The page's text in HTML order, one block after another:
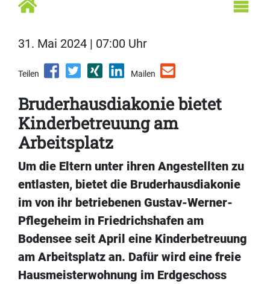
31. Mai 2024 | 07:00 Uhr
Teilen Mailen
Bruderhausdiakonie bietet
Kinderbetreuung am
Arbeitsplatz
Um die Eltern unter ihren Angestellten zu
entlasten, bietet die Bruderhausdiakonie
im von ihr betriebenen Gustav-Werner-
Pflegeheim in Friedrichshafen am
Bodensee seit April eine Kinderbetreuung
am Arbeitsplatz an. Dafür wird eine freie
Hausmeisterwohnung im Erdgeschoss